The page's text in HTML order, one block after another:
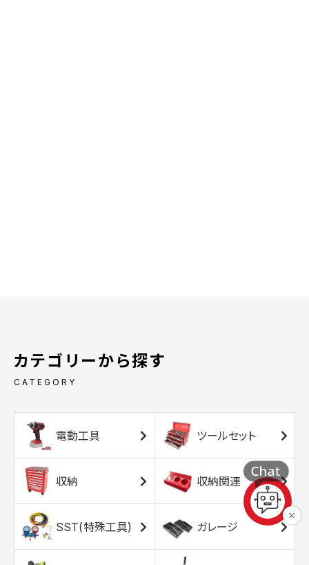
カテゴリーから探す
CATEGORY
電動工具 ツールセット
収納 収納関連
SST(特殊工具) ガレージ